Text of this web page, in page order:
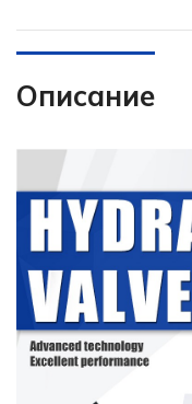
Описание